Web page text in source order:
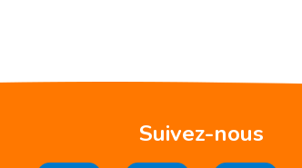
Suivez-nous